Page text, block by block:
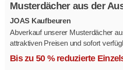
Musterdächer aus der
JOAS Kaufbeuren
Abverkauf unserer Musterdächer
attraktiven Preisen und sofort
Mehrere Modelle in verschiedenen
Bis zu 50 % reduzierte